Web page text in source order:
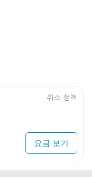
취소 정책
요금 보기